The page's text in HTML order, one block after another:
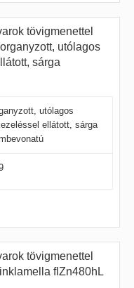
tövigmenettel
utólagos
sárga
utólagos
ellátott, sárga
tövigmenettel
flZn480hL